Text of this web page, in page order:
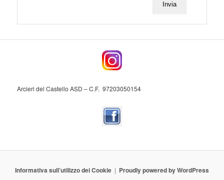
Invia
Arcieri del Castello ASD – C.F. 97203050154
Informativa sull’utilizzo dei Cookie Proudly powered by WordPress